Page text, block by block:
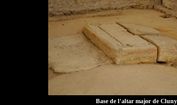
Base de l'altar major de